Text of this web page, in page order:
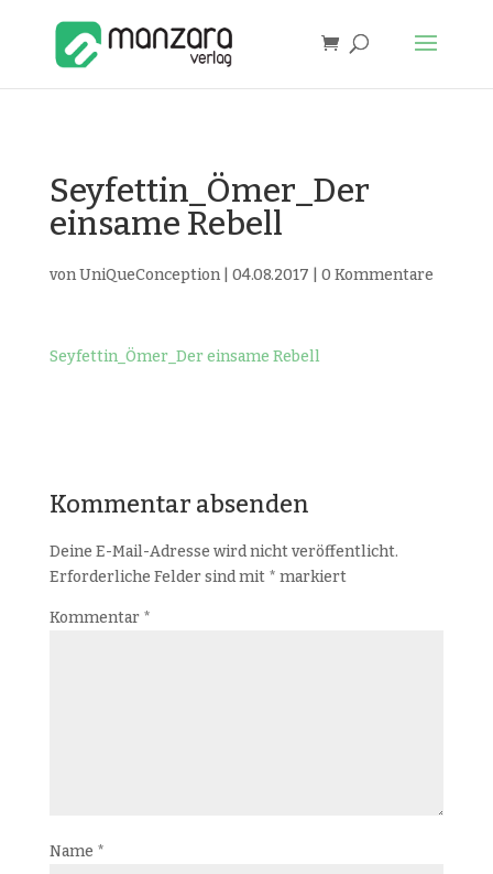
Seyfettin_Ömer_Der
einsame Rebell
vonUniQueConception| 04.08.2017 0 Kommentare
Seyfettin_Ömer_Der einsame Rebell
Kommentar absenden
Deine E-Mail-Adresse wird nicht veröffentlicht.
Erforderliche Felder sind mit * markiert
Kommentar *
Name *